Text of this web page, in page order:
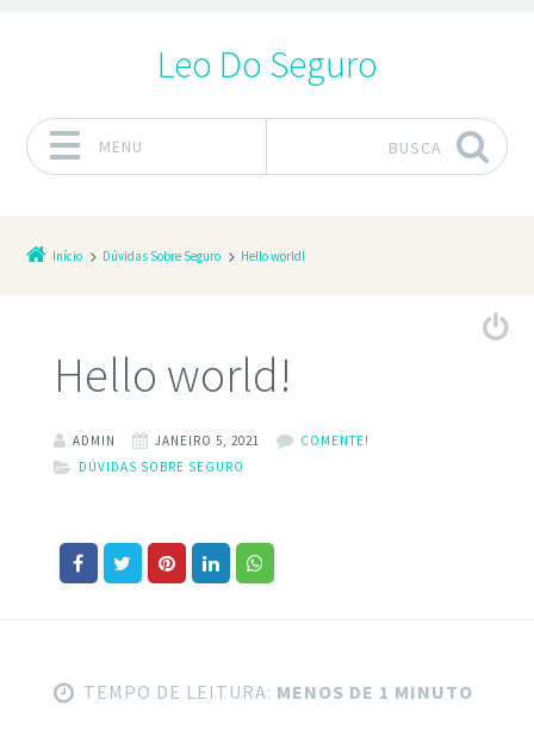
Leo Do Seguro
MENU BUSCA
Início Dúvidas Sobre Seguro Hello world!
Hello world!
ADMIN JANEIRO 5, 2021
COMENTE!
DÚVIDAS SOBRE SEGURO
TEMPO DE LEITURA: MENOS DE 1 MINUTO